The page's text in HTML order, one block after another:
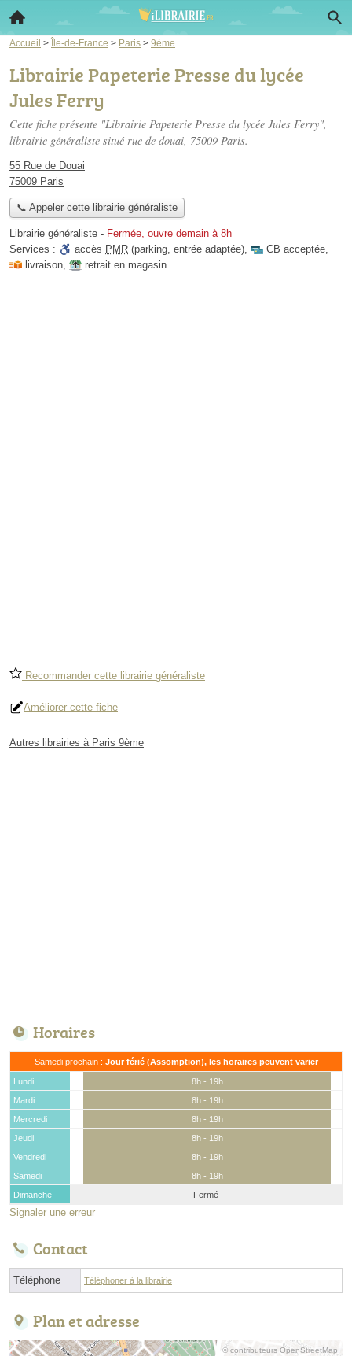
Accueil > Île-de-France > Paris > 9ème
Librairie Papeterie Presse du lycée
Jules Ferry
Cette fiche présente "Librairie Papeterie Presse du lycée Jules Ferry",
librairie généraliste situé rue de douai, 75009 Paris.
55 Rue de Douai
75009 Paris
📞 Appeler cette librairie généraliste
Librairie généraliste - Fermée, ouvre demain à 8h
Services :
accès PMR (parking, entrée adaptée), CB acceptée,
livraison, retrait en magasin
Recommander cette librairie généraliste
Améliorer cette fiche
Autres librairies à Paris 9ème
Horaires
Samedi prochain : Jour férié (Assomption), les horaires peuvent varier
Lundi
8h - 19h
Mardi
8h - 19h
Mercredi
8h - 19h
Jeudi
8h - 19h
Vendredi
8h - 19h
Samedi
8h - 19h
Dimanche
Fermé
Signaler une erreur
Contact
Téléphone Téléphoner à la librairie
Plan et adresse
© contributeurs OpenStreetMap